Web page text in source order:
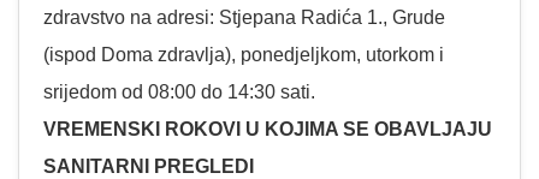
zdravstvo na adresi: Stjepana Radića 1., Grude
(ispod Doma zdravlja), ponedjeljkom, utorkom i
srijedom od 08:00 do 14:30 sati.
VREMENSKI ROKOVI U KOJIMA SE OBAVLJAJU
SANITARNI PREGLEDI